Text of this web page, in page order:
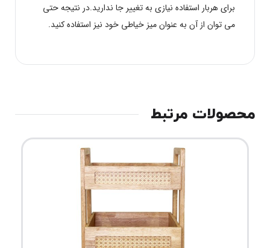
برای هربار استفاده نیازی به تغییر جا ندارید.در نتیجه حتی
می توان از آن به عنوان میز خیاطی خود نیز استفاده کنید.
محصولات مرتبط